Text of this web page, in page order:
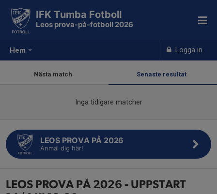
Hem Logga in
IFK Tumba Fotboll
Leos prova-på-fotboll 2026
Nästa match Senaste resultat
Inga tidigare matcher
LEOS PROVA PÅ 2026
Anmäl dig här!
LEOS PROVA PÅ 2026 - UPPSTART